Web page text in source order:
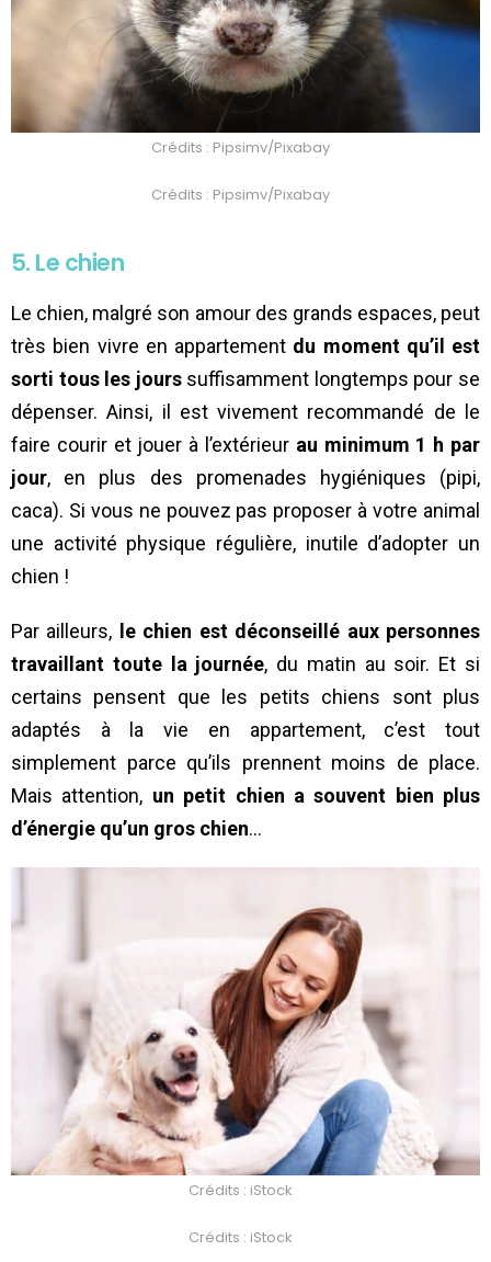
Crédits : Pipsimv/Pixabay
Crédits : Pipsimv/Pixabay
5. Le chien
Le chien, malgré son amour des grands espaces, peut
très bien vivre en appartement du moment qu’il est
sorti tous les jourssuffisamment longtemps pour se
dépenser. Ainsi, il est vivement recommandé de le
faire courir et jouer à l’extérieur au minimum 1 h par
jour, en plus des promenades hygiéniques (pipi,
caca). Si vous ne pouvez pas proposer à votre animal
une activité physique régulière, inutile d’adopter un
chien !
Par ailleurs, le chien est déconseillé aux personnes
travaillant toute la journée, du matin au soir. Et si
certains pensent que les petits chiens sont plus
adaptés à la vie en appartement, c’est tout
simplement parce qu’ils prennent moins de place.
Mais attention, un petit chien a souvent bien plus
d’énergie qu’un gros chien…
Crédits : iStock
Crédits : iStock